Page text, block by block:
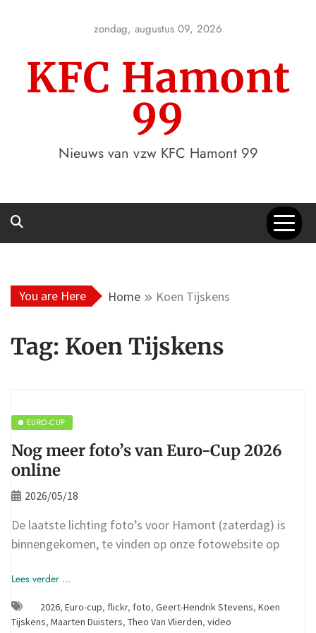
zondag, augustus 09, 2026
KFC Hamont
99
Nieuws van vzw KFC Hamont 99
You are Here Home Koen Tijskens
Tag: Koen Tijskens
EURO-CUP
Nog meer foto’s van Euro-Cup 2026
online
2026/05/18
De laatste lichting foto’s voor Hamont (zaterdag) is
binnengekomen, te vinden op onze fotowebsite op
Lees verder ...
2026, Euro-cup, flickr, foto, Geert-Hendrik Stevens, Koen
Tijskens, Maarten Duisters, Theo Van Vlierden, video